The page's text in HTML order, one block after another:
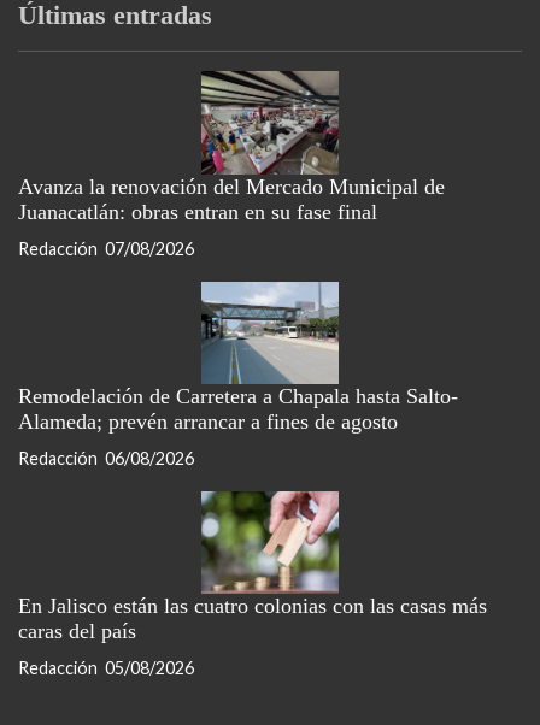
Últimas entradas
Avanza la renovación del Mercado Municipal de
Juanacatlán: obras entran en su fase final
Redacción 07/08/2026
Remodelación de Carretera a Chapala hasta Salto-
Alameda; prevén arrancar a fines de agosto
Redacción 06/08/2026
En Jalisco están las cuatro colonias con las casas más
caras del país
Redacción 05/08/2026